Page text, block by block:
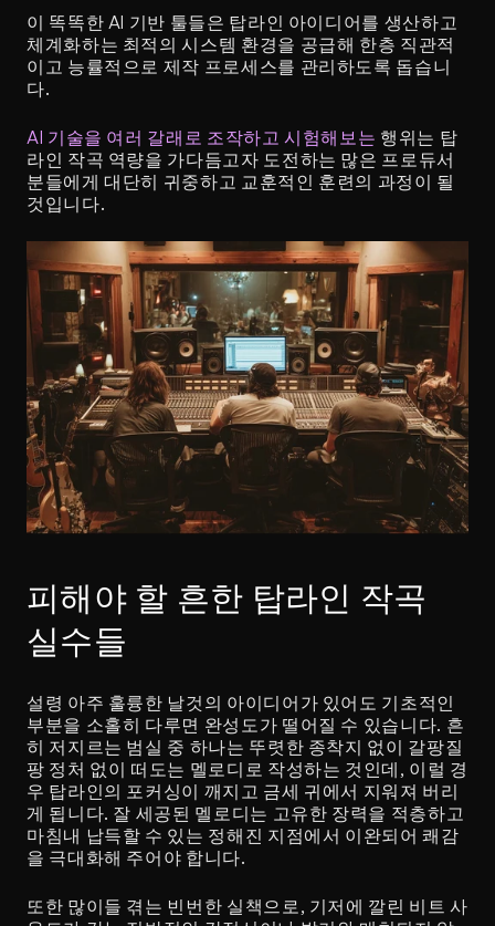
이 똑똑한 AI 기반 툴들은 탑라인 아이디어를 생산하고
체계화하는 최적의 시스템 환경을 공급해 한층 직관적
이고 능률적으로 제작 프로세스를 관리하도록 돕습니
다.
AI 기술을 여러 갈래로 조작하고 시험해보는 행위는 탑
라인 작곡 역량을 가다듬고자 도전하는 많은 프로듀서
분들에게 대단히 귀중하고 교훈적인 훈련의 과정이 될
것입니다.
피해야 할 흔한 탑라인 작곡
실수들
설령 아주 훌륭한 날것의 아이디어가 있어도 기초적인
부분을 소홀히 다루면 완성도가 떨어질 수 있습니다. 흔
히 저지르는 범실 중 하나는 뚜렷한 종착지 없이 갈팡질
팡 정처 없이 떠도는 멜로디로 작성하는 것인데, 이럴 경
우 탑라인의 포커싱이 깨지고 금세 귀에서 지워져 버리
게 됩니다. 잘 세공된 멜로디는 고유한 장력을 적층하고
마침내 납득할 수 있는 정해진 지점에서 이완되어 쾌감
을 극대화해 주어야 합니다.
또한 많이들 겪는 빈번한 실책으로, 기저에 깔린 비트 사